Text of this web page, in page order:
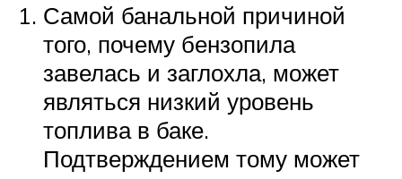
Самой банальной причиной
того, почему бензопила
завелась и заглохла, может
являться низкий уровень
топлива в баке.
Подтверждением тому может